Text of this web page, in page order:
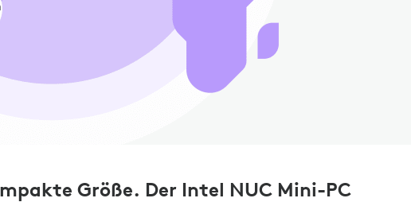
Größe. Der Intel NUC Mini-PC